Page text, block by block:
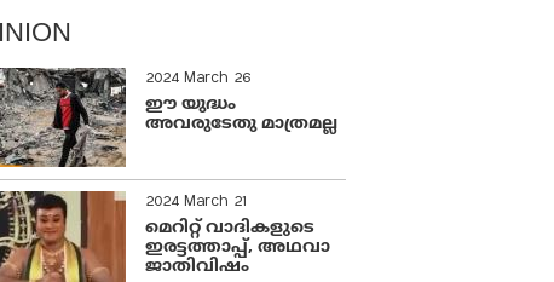
2024 March 26
ഈ യുദ്ധം
അവരുടേതു മാത്രമല്ല
2024 March 21
മെറിറ്റ് വാദികളുടെ
ഇരട്ടത്താപ്പ്, അഥവാ
ജാതിവിഷം